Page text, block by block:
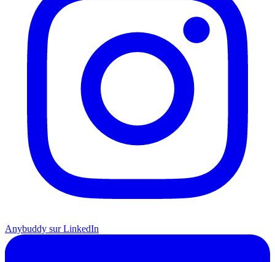
Anybuddy sur LinkedIn